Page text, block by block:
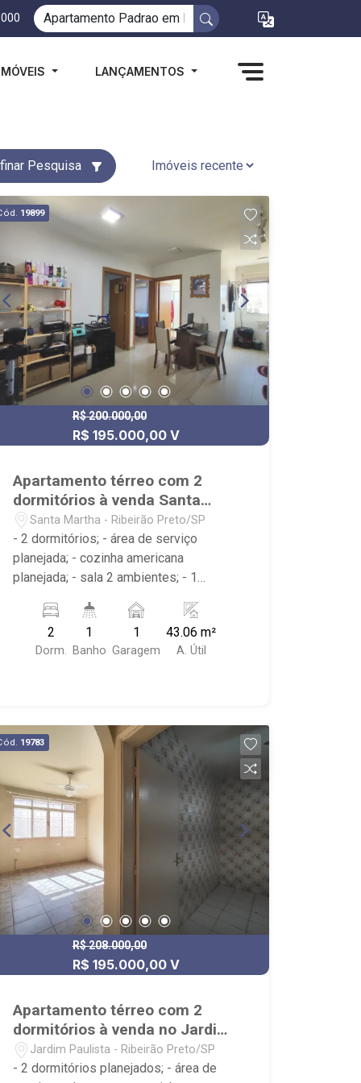
LANÇAMENTOS
Pesquisa
19899
R$ 200.000,00
R$ 195.000,00 V
Apartamento térreo com 2
dormitórios à venda Santa
Martha
Santa Martha - Ribeirão Preto/SP
- 2 dormitórios; - área de serviço
planejada; - cozinha americana
planejada; - sala 2 ambientes; - 1
- próximo ao Achei Multimarcas, Pico
Bonfim
2
Dorm.
1
Banho
1
Garagem
43.06 m²
A. Útil
19783
R$ 208.000,00
R$ 195.000,00 V
Apartamento térreo com 2
dormitórios à venda no Jardim
Paulista
Jardim Paulista - Ribeirão Preto/SP
- 2 dormitórios planejados; - área de